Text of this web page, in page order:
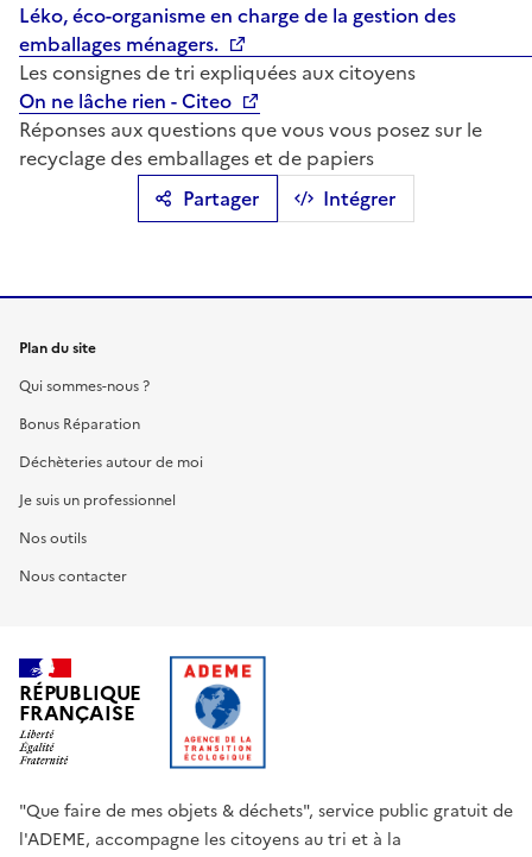
Partager Intégrer
Léko, éco-organisme en charge de la gestion des
emballages ménagers.
Les consignes de tri expliquées aux citoyens
On ne lâche rien - Citeo
Réponses aux questions que vous vous posez sur le
recyclage des emballages et de papiers
Plan du site
Qui sommes-nous ?
Bonus Réparation
Déchèteries autour de moi
Je suis un professionnel
Nos outils
Nous contacter
RÉPUBLIQUE
FRANÇAISE
"Que faire de mes objets & déchets", service public gratuit de
l'ADEME, accompagne les citoyens au tri et à la